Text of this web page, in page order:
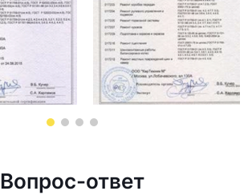
Вопрос-ответ